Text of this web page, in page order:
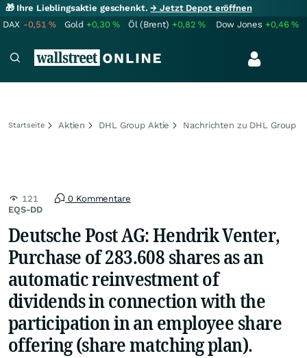
🎁 Ihre Lieblingsaktie geschenkt.→ Jetzt Depot eröffnen
DAX -0,51% Gold +0,30% Öl (Brent) +0,82% Dow Jones +0,46%
Startseite Aktien DHL Group Aktie Nachrichten zu DHL Group
EQS-DD
121 0 Kommentare
Deutsche Post AG: Hendrik Venter,
Purchase of 283.608 shares as an
automatic reinvestment of
dividends in connection with the
participation in an employee share
offering (share matching plan).